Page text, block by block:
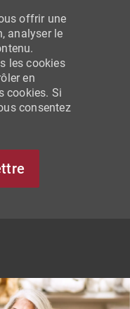
offrir une
analyser le
les cookies
en
cookies. Si
consentez